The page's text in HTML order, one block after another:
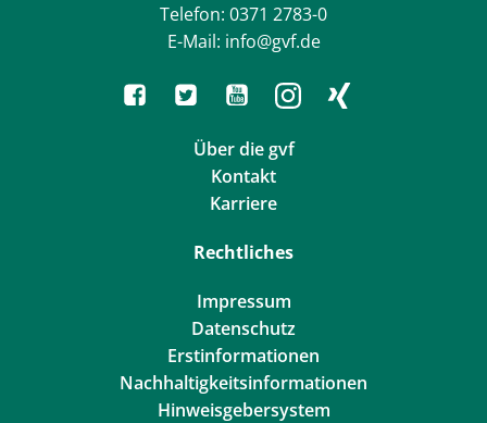
Telefon: 0371 2783-0
E-Mail: info@gvf.de
Über die gvf
Kontakt
Karriere
Rechtliches
Impressum
Datenschutz
Erstinformationen
Nachhaltigkeitsinformationen
Hinweisgebersystem